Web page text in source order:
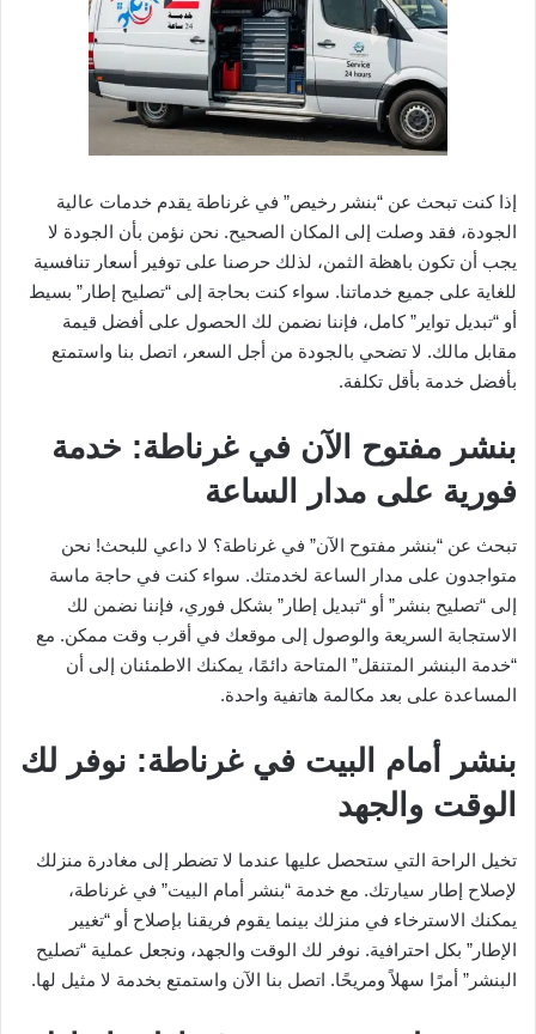
إذا كنت تبحث عن “بنشر رخيص” في غرناطة يقدم خدمات عالية
الجودة، فقد وصلت إلى المكان الصحيح. نحن نؤمن بأن الجودة لا
يجب أن تكون باهظة الثمن، لذلك حرصنا على توفير أسعار تنافسية
للغاية على جميع خدماتنا. سواء كنت بحاجة إلى “تصليح إطار” بسيط
أو “تبديل تواير” كامل، فإننا نضمن لك الحصول على أفضل قيمة
مقابل مالك. لا تضحي بالجودة من أجل السعر، اتصل بنا واستمتع
بأفضل خدمة بأقل تكلفة.
بنشر مفتوح الآن في غرناطة: خدمة
فورية على مدار الساعة
تبحث عن “بنشر مفتوح الآن” في غرناطة؟ لا داعي للبحث! نحن
متواجدون على مدار الساعة لخدمتك. سواء كنت في حاجة ماسة
إلى “تصليح بنشر” أو “تبديل إطار” بشكل فوري، فإننا نضمن لك
الاستجابة السريعة والوصول إلى موقعك في أقرب وقت ممكن. مع
“خدمة البنشر المتنقل” المتاحة دائمًا، يمكنك الاطمئنان إلى أن
المساعدة على بعد مكالمة هاتفية واحدة.
بنشر أمام البيت في غرناطة: نوفر لك
الوقت والجهد
تخيل الراحة التي ستحصل عليها عندما لا تضطر إلى مغادرة منزلك
لإصلاح إطار سيارتك. مع خدمة “بنشر أمام البيت” في غرناطة،
يمكنك الاسترخاء في منزلك بينما يقوم فريقنا بإصلاح أو “تغيير
الإطار” بكل احترافية. نوفر لك الوقت والجهد، ونجعل عملية “تصليح
البنشر” أمرًا سهلاً ومريحًا. اتصل بنا الآن واستمتع بخدمة لا مثيل لها.